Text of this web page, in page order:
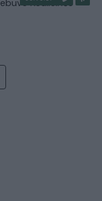
Koalicinės